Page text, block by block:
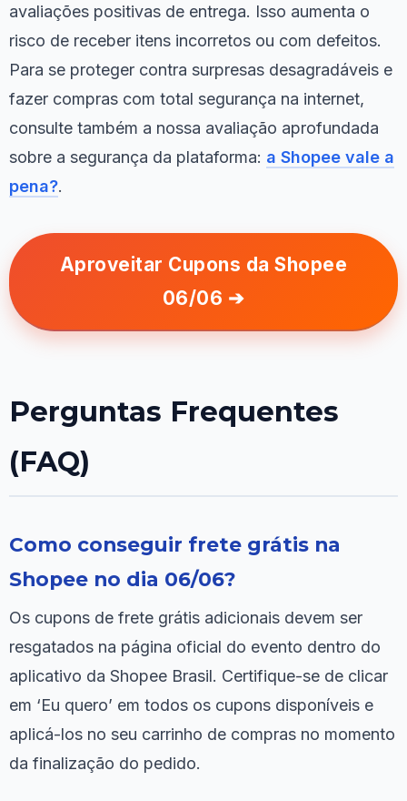
avaliações positivas de entrega. Isso aumenta o
risco de receber itens incorretos ou com defeitos.
Para se proteger contra surpresas desagradáveis e
fazer compras com total segurança na internet,
consulte também a nossa avaliação aprofundada
sobre a segurança da plataforma: a Shopee vale a
pena?.
Aproveitar Cupons da Shopee
06/06 ➔
Perguntas Frequentes
(FAQ)
Como conseguir frete grátis na
Shopee no dia 06/06?
Os cupons de frete grátis adicionais devem ser
resgatados na página oficial do evento dentro do
aplicativo da Shopee Brasil. Certifique-se de clicar
em ‘Eu quero’ em todos os cupons disponíveis e
aplicá-los no seu carrinho de compras no momento
da finalização do pedido.